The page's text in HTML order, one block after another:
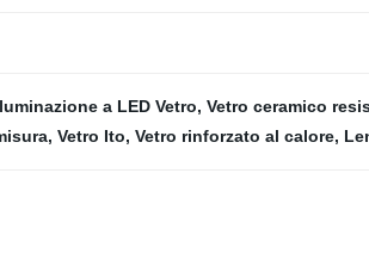
a LED Vetro, Vetro ceramico
, Vetro Ito, Vetro rinforzato al calore,